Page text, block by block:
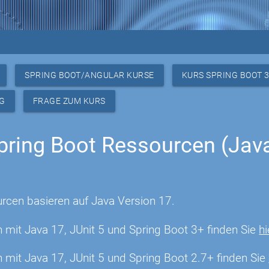
SPRING BOOT/ANGULAR KURSE KURS SPRING BOOT 3
FRAGE ZUM KURS
Boot Ressourcen
basieren auf Java Version 17.
mit Java 17, JUnit 5 und Spring Boot 3+ finden Sie
mit Java 17, JUnit 5 und Spring Boot 2.7+ finden Sie